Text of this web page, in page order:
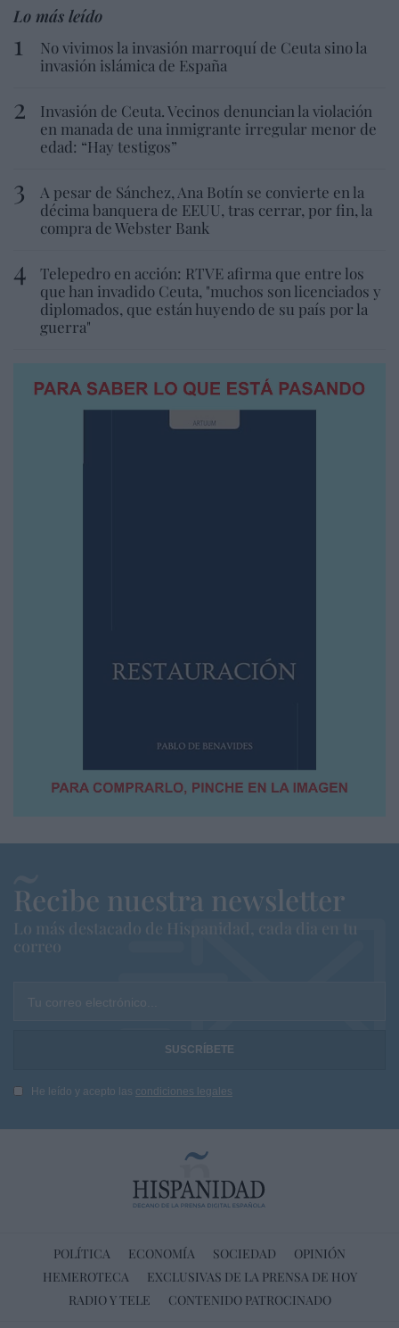
Lo más leído
No vivimos la invasión marroquí de Ceuta sino la
invasión islámica de España
Invasión de Ceuta. Vecinos denuncian la violación
en manada de una inmigrante irregular menor de
edad: “Hay testigos”
A pesar de Sánchez, Ana Botín se convierte en la
décima banquera de EEUU, tras cerrar, por fin, la
compra de Webster Bank
Telepedro en acción: RTVE afirma que entre los
que han invadido Ceuta, "muchos son licenciados y
diplomados, que están huyendo de su país por la
guerra"
Recibe nuestra newsletter
Lo más destacado de Hispanidad, cada dia en tu
correo
Tu correo electrónico...
He leído y acepto las condiciones legales
POLÍTICA ECONOMÍA SOCIEDAD
OPINIÓN
HEMEROTECA
EXCLUSIVAS DE LA PRENSA DE HOY
RADIO Y TELE
CONTENIDO PATROCINADO